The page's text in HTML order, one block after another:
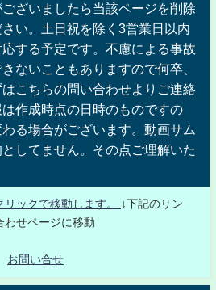
ざいましたら当該ページを削除
い。土日祝を除く3営業日以内
する予定です。不慮による事故
ないこともありますので何卒、
こちらの問い合わせよりご連絡
作成時点の日時のものですの
る場合がございます。動画サム
してません。その点ご理解いた
ックで移動します。
↓下記のリン
わせページに移動
お問い合せ